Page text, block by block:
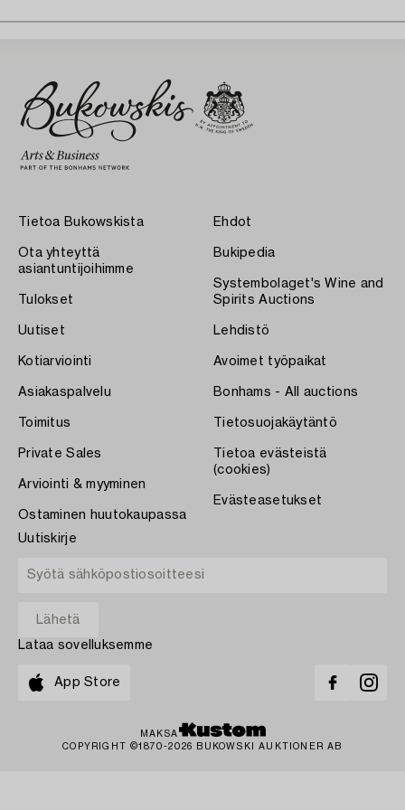
Tietoa Bukowskista
Ota yhteyttä
asiantuntijoihimme
Tulokset
Uutiset
Kotiarviointi
Asiakaspalvelu
Toimitus
Private Sales
Arviointi & myyminen
Ostaminen huutokaupassa
Ehdot
Bukipedia
Systembolaget's Wine and
Spirits Auctions
Lehdistö
Avoimet työpaikat
Bonhams - All auctions
Tietosuojakäytäntö
Tietoa evästeistä
(cookies)
Evästeasetukset
Uutiskirje
Lataa sovelluksemme
App Store
MAKSA
COPYRIGHT ©1870-2026 BUKOWSKI AUKTIONER AB